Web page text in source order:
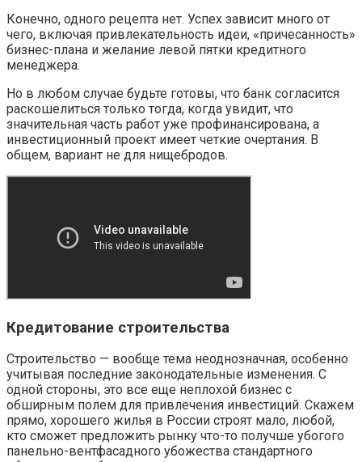
Конечно, одного рецепта нет. Успех зависит много от
чего, включая привлекательность идеи, «причесанность»
бизнес-плана и желание левой пятки кредитного
менеджера.
Но в любом случае будьте готовы, что банк согласится
раскошелиться только тогда, когда увидит, что
значительная часть работ уже профинансирована, а
инвестиционный проект имеет четкие очертания. В
общем, вариант не для нищебродов.
Кредитование строительства
Строительство — вообще тема неоднозначная, особенно
учитывая последние законодательные изменения. С
одной стороны, это все еще неплохой бизнес с
обширным полем для привлечения инвестиций. Скажем
прямо, хорошего жилья в России строят мало, любой,
кто сможет предложить рынку что-то получше убогого
панельно-вентфасадного убожества стандартного